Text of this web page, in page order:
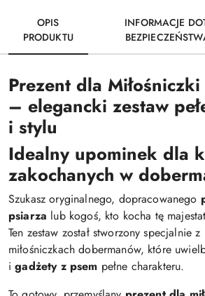
OPIS
PRODUKTU
INFORMACJE
Prezent dla
– elegancki zestaw
i stylu
Idealny upominek dla
zakochanych w
Szukasz oryginalnego, dopracowanego
psiarza lub kogoś, kto kocha tę
Ten zestaw został stworzony specjalnie
miłośniczkach dobermanów, które
igadżety z psem pełne charakteru.